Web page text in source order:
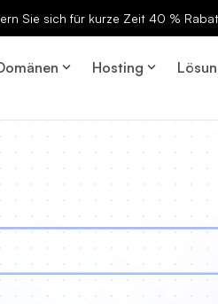
Sie sich für kurze Zeit 40 %
Hosting